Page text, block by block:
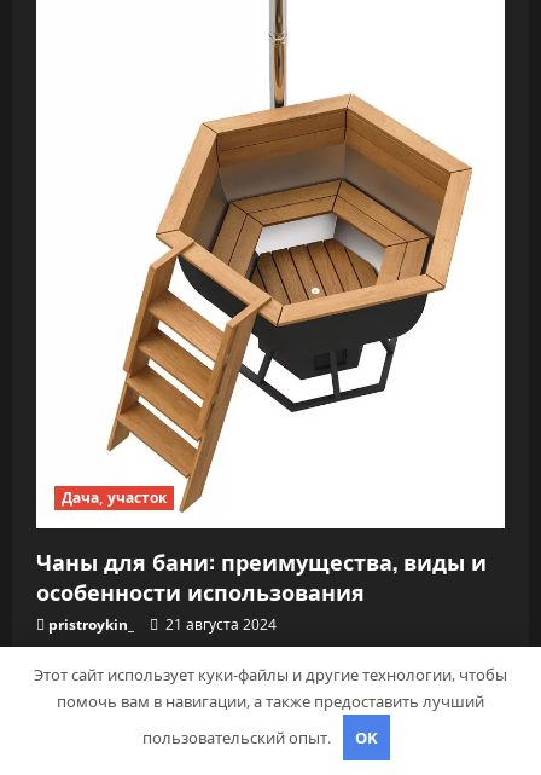
Дача, участок
Чаны для бани: преимущества, виды и
особенности использования
pristroykin_ 21 августа 2024
Этот сайт использует куки-файлы и другие технологии, чтобы
помочь вам в навигации, а также предоставить лучший
пользовательский опыт.
OK